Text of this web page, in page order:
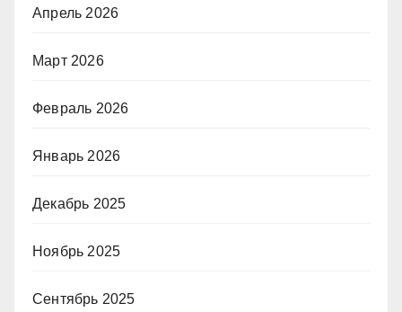
Апрель 2026
Март 2026
Февраль 2026
Январь 2026
Декабрь 2025
Ноябрь 2025
Сентябрь 2025